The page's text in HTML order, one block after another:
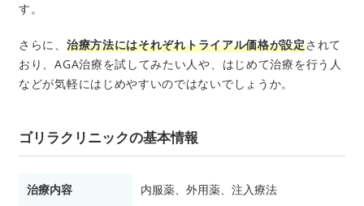
す。
さらに、 治療方法にはそれぞれトライアル価格が設定されて
おり、AGA治療を試してみたい人や、はじめて治療を行う人
などが気軽にはじめやすいのではないでしょうか。
ゴリラクリニックの基本情報
治療内容 内服薬、外用薬、注入療法